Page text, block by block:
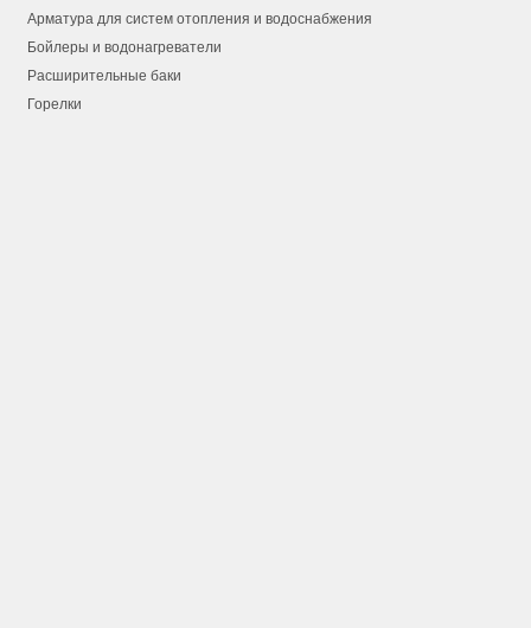
Арматура для систем отопления и водоснабжения
Бойлеры и водонагреватели
Расширительные баки
Горелки